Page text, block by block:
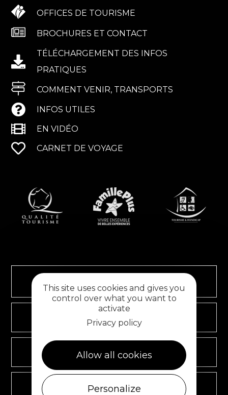
OFFICES DE TOURISME
BROCHURES ET CONTACT
TÉLÉCHARGEMENT DES INFOS
PRATIQUES
COMMENT VENIR, TRANSPORTS
INFOS UTILES
EN VIDÉO
CARNET DE VOYAGE
ESPACE PRO
ESPACE GROUPES
ESPACE PRESSE
This site uses cookies and gives you
control over what you want to
activate
Privacy policy
Allow all cookies
Personalize